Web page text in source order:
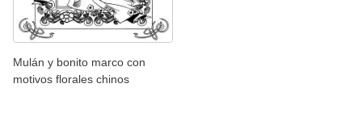
Mulán y bonito marco con
motivos florales chinos